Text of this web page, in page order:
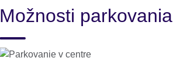
Možnosti parkovania